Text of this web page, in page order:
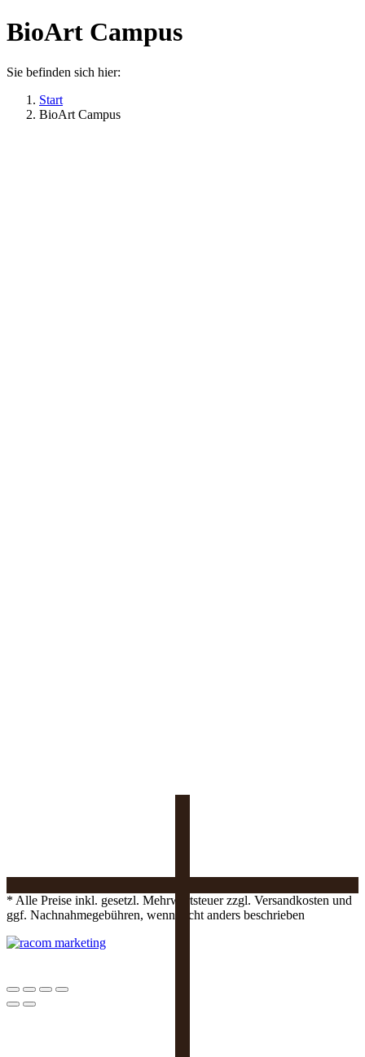
BioArt Campus
Sie befinden sich hier:
Start
BioArt Campus
* Alle Preise inkl. gesetzl. Mehrwertsteuer zzgl. Versandkosten und
ggf. Nachnahmegebühren, wenn nicht anders beschrieben